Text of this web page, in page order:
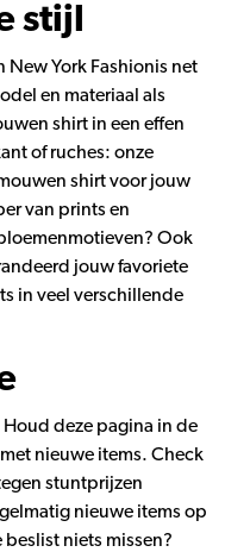
stijl
New York Fashionis net
en materiaal als
shirt in een effen
of ruches: onze
shirt voor jouw
van prints en
Ook
jouw favoriete
in veel verschillende
Houd deze pagina in de
nieuwe items. Check
stuntprijzen
nieuwe items op
beslist niets missen?